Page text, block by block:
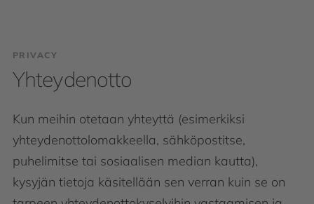
PRIVACY
Yhteydenotto
Kun meihin otetaan yhteyttä (esimerkiksi
yhteydenottolomakkeella, sähköpostitse,
puhelimitse tai sosiaalisen median kautta),
kysyjän tietoja käsitellään sen verran kuin se on